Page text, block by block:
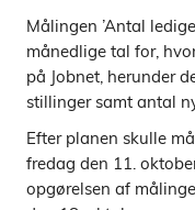
Målingen ’Antal
månedlige tal for,
på Jobnet, herunder
stillinger samt antal
Efter planen skulle
fredag den 11.
opgørelsen af